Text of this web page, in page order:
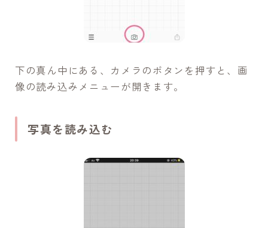
下の真ん中にある、カメラのボタンを押すと、画
像の読み込みメニューが開きます。
写真を読み込む